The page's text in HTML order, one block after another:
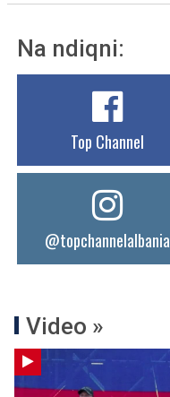
Na ndiqni:
Top Channel
@topchannelalbania
Video »